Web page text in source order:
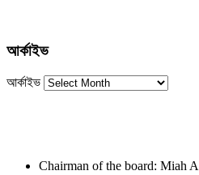
আর্কাইভ
আর্কাইভ
Chairman of the board: Miah